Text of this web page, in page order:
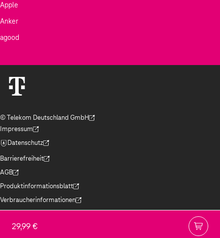
29,99 €
Apple
Anker
agood
© Telekom Deutschland GmbH
(Der Link wird in einem neuen Tab geöffnet)
Impressum
(Der Link wird in einem neuen Tab geöffnet)
Datenschutz
(Der Link wird in einem neuen Tab geöffnet)
Barrierefreiheit
(Der Link wird in einem neuen Tab geöffnet)
AGB
(Der Link wird in einem neuen Tab geöffnet)
Produktinformationsblatt
(Der Link wird in einem neuen Tab geöffnet)
Verbraucherinformationen
(Der Link wird in einem neuen Tab geöffnet)
Hinweise ElektroG/BattG
(Der Link wird in einem neuen Tab geöffnet)